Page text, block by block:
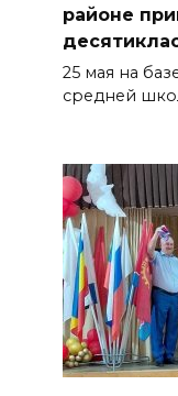
районе
25 мая на
средней